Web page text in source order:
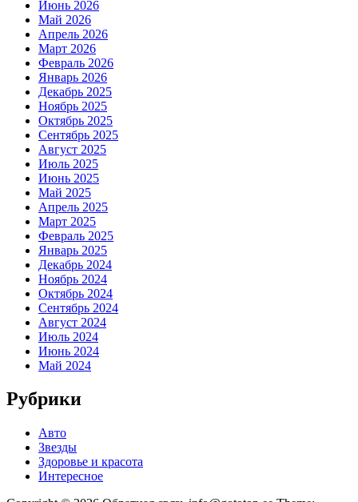
Июнь 2026
Май 2026
Апрель 2026
Март 2026
Февраль 2026
Январь 2026
Декабрь 2025
Ноябрь 2025
Октябрь 2025
Сентябрь 2025
Август 2025
Июль 2025
Июнь 2025
Май 2025
Апрель 2025
Март 2025
Февраль 2025
Январь 2025
Декабрь 2024
Ноябрь 2024
Октябрь 2024
Сентябрь 2024
Август 2024
Июль 2024
Июнь 2024
Май 2024
Рубрики
Авто
Звезды
Здоровье и красота
Интересное